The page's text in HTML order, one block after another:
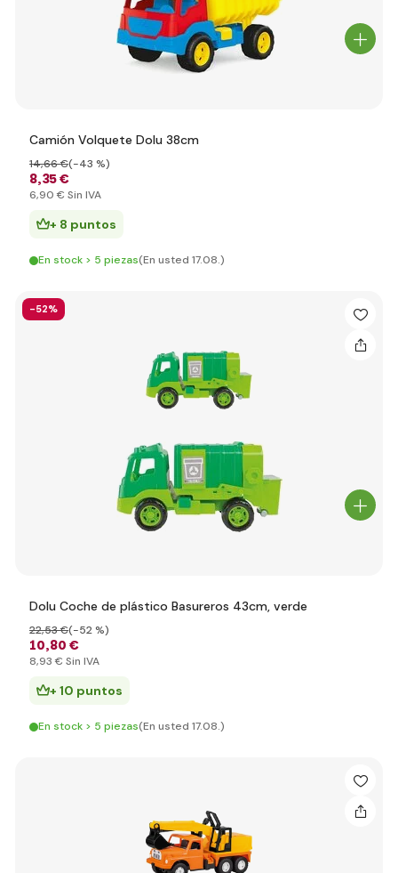
Camión Volquete Dolu 38cm
8,35 €
14,66 €(-43 %)
6,90 € Sin IVA
+ 8 puntos
En stock > 5 piezas(En usted 17.08.)
-52%
Dolu Coche de plástico Basureros 43cm, verde
10,80 €
22,53 €(-52 %)
8,93 € Sin IVA
+ 10 puntos
En stock > 5 piezas(En usted 17.08.)